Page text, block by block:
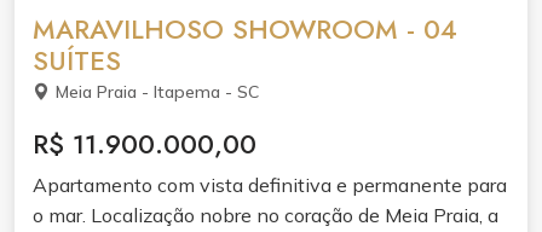
MARAVILHOSO SHOWROOM - 04
SUÍTES
Meia Praia - Itapema - SC
R$ 11.900.000,00
Apartamento com vista definitiva e permanente para
o mar. Localização nobre no coração de Meia Praia, a